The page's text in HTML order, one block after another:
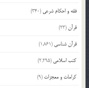
فقه و احکام شرعی (340)
قرآن(23)
قرآن شناسی (1,861)
کتب اسلامی (2,295)
کرامات و معجزات (9)